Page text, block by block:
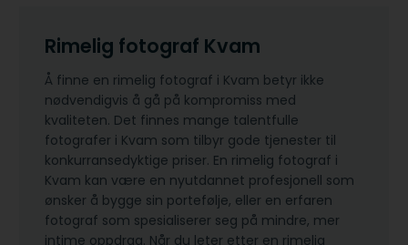
Rimelig fotograf Kvam
Å finne en rimelig fotograf i Kvam betyr ikke
nødvendigvis å gå på kompromiss med
kvaliteten. Det finnes mange talentfulle
fotografer i Kvam som tilbyr gode tjenester til
konkurransedyktige priser. En rimelig fotograf i
Kvam kan være en nyutdannet profesjonell som
ønsker å bygge sin portefølje, eller en erfaren
fotograf som spesialiserer seg på mindre, mer
intime oppdrag. Når du leter etter en rimelig